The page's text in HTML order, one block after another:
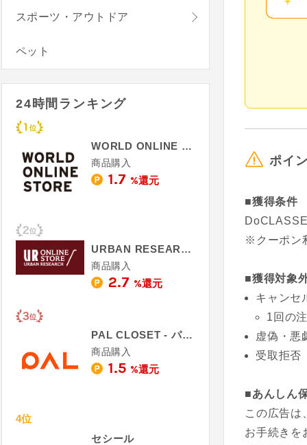
ポイ
■獲得条件
※クーポン
■獲得対象
キャンセ
1回の
虚偽・悪
受取拒否
■あんしん
この広告は
お手続きを
スポーツ・アウトドア
ペット
24時間ランキング
WORLD ONLINE STORE - ワールド オンラインストア
商品購入
1.7 %還元
URBAN RESEARCH
商品購入
2.7 %還元
PAL CLOSET - パルクローゼット
商品購入
1.5 %還元
4位
セシール